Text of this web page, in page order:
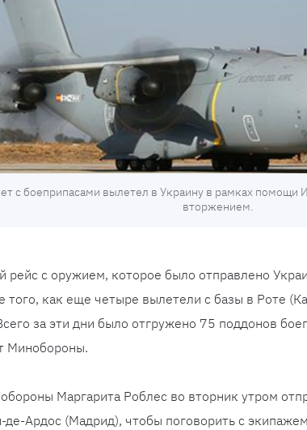
с боеприпасами вылетел в Украину в рамках помощи
вторжением.
рейс с оружием, которое было отправлено
того, как еще четыре вылетели с базы в Роте
за эти дни было отгружено 75 поддонов
Минобороны.
Маргарита Роблес во вторник утром
де-Ардос (Мадрид), чтобы поговорить с